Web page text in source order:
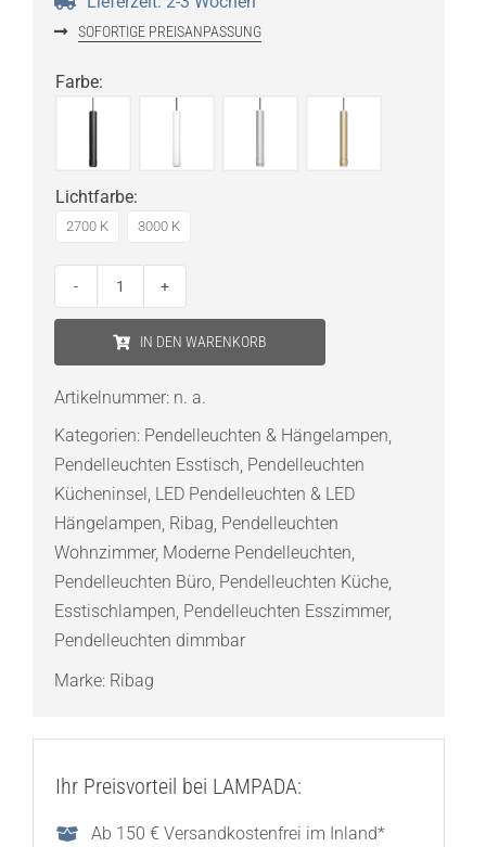
SOFORTIGE PREISANPASSUNG
Farbe:
Lichtfarbe:
2700 K 3000 K
IN DEN WARENKORB
Artikelnummer: n. a.
Kategorien: Pendelleuchten & Hängelampen,
Pendelleuchten Esstisch, Pendelleuchten
Kücheninsel, LED Pendelleuchten & LED
Hängelampen, Ribag, Pendelleuchten
Wohnzimmer, Moderne Pendelleuchten,
Pendelleuchten Büro, Pendelleuchten Küche,
Esstischlampen, Pendelleuchten Esszimmer,
Pendelleuchten dimmbar
Marke: Ribag
Ihr Preisvorteil bei LAMPADA:
Ab 150 € Versandkostenfrei im Inland*